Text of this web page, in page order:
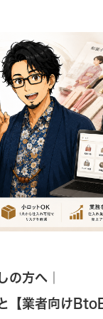
の方へ｜
【業者向け